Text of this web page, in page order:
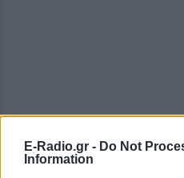
E-Radio.gr - Do Not
Information